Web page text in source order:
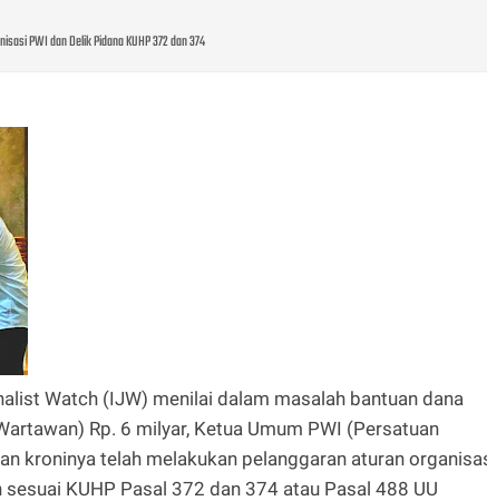
PWI dan Delik Pidana KUHP 372 dan 374
Watch (IJW) menilai dalam masalah bantuan dana
Rp. 6 milyar, Ketua Umum PWI (Persatuan
kroninya telah melakukan pelanggaran aturan
KUHP Pasal 372 dan 374 atau Pasal 488 UU